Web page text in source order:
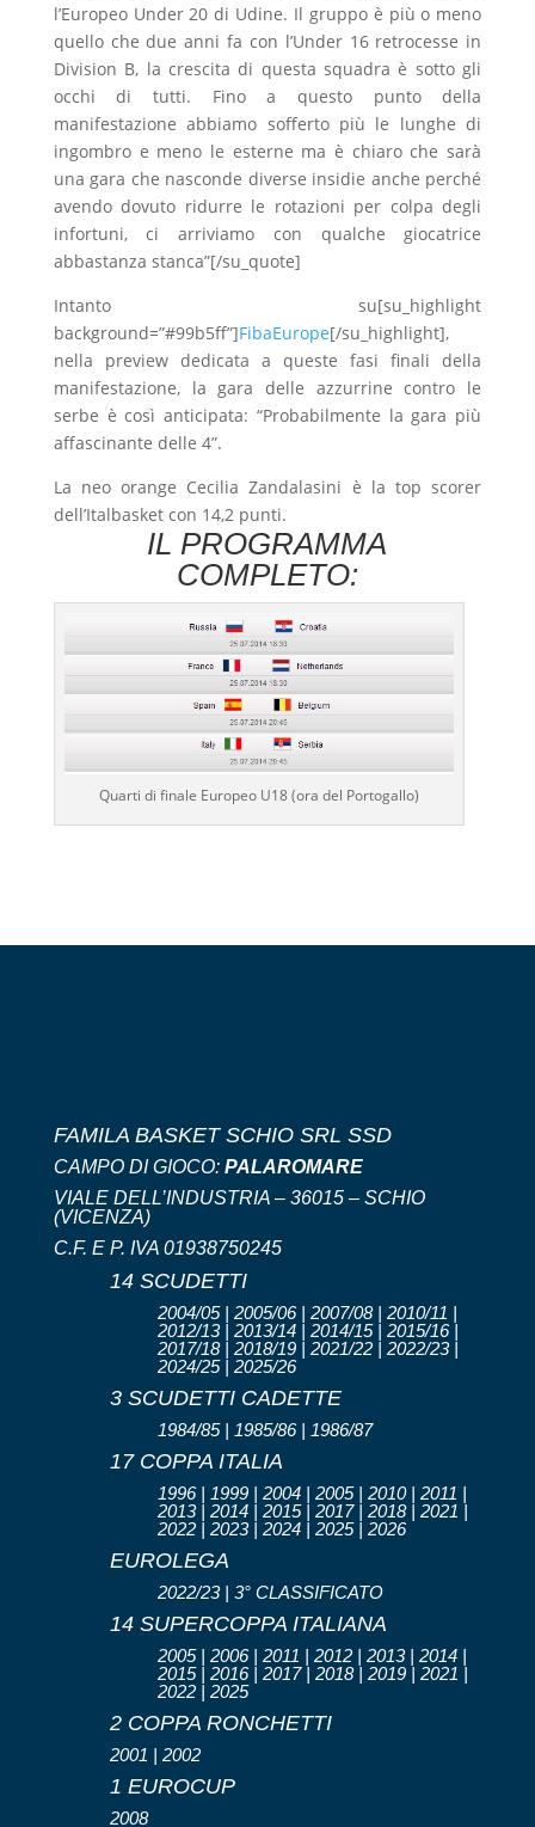
l’Europeo Under 20 di Udine. Il gruppo è più o meno
quello che due anni fa con l’Under 16 retrocesse in
Division B, la crescita di questa squadra è sotto gli
occhi di tutti. Fino a questo punto della
manifestazione abbiamo sofferto più le lunghe di
ingombro e meno le esterne ma è chiaro che sarà
una gara che nasconde diverse insidie anche perché
avendo dovuto ridurre le rotazioni per colpa degli
infortuni, ci arriviamo con qualche giocatrice
abbastanza stanca”[/su_quote]
Intanto su[su_highlight
background=”#99b5ff”]FibaEurope[/su_highlight],
nella preview dedicata a queste fasi finali della
manifestazione, la gara delle azzurrine contro le
serbe è così anticipata: “Probabilmente la gara più
affascinante delle 4”.
La neo orange Cecilia Zandalasini è la top scorer
dell’Italbasket con 14,2 punti.
IL PROGRAMMA
COMPLETO:
Quarti di finale Europeo U18 (ora del Portogallo)
FAMILA BASKET SCHIO SRL SSD
CAMPO DI GIOCO: PALAROMARE
VIALE DELL’INDUSTRIA – 36015 – SCHIO
(VICENZA)
C.F. E P. IVA 01938750245
14 SCUDETTI
2004/05 | 2005/06 | 2007/08 | 2010/11 |
2012/13 | 2013/14 | 2014/15 | 2015/16 |
2017/18 | 2018/19 | 2021/22 | 2022/23 |
2024/25 | 2025/26
3 SCUDETTI CADETTE
1984/85 | 1985/86 | 1986/87
17 COPPA ITALIA
1996 | 1999 | 2004 | 2005 | 2010 | 2011 |
2013 | 2014 | 2015 | 2017 | 2018 | 2021 |
2022 | 2023 | 2024 | 2025 | 2026
EUROLEGA
2022/23 | 3° CLASSIFICATO
14 SUPERCOPPA ITALIANA
2005 | 2006 | 2011 | 2012 | 2013 | 2014 |
2015 | 2016 | 2017 | 2018 | 2019 | 2021 |
2022 | 2025
2 COPPA RONCHETTI
2001 | 2002
1 EUROCUP
2008